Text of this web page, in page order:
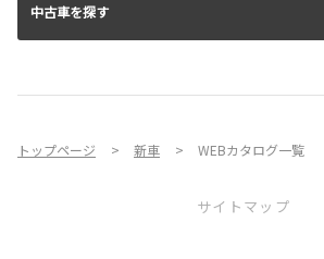
中古車を探す
トップページ 新車 WEBカタログ一覧
サイトマップ